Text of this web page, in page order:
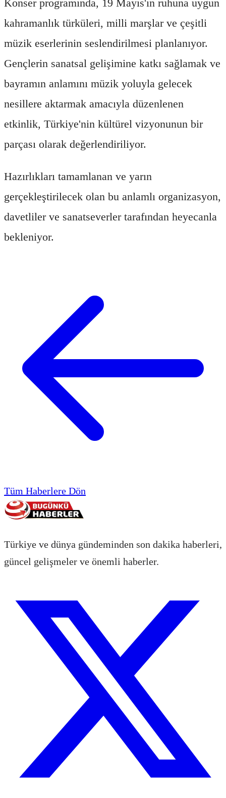
Konser programında, 19 Mayıs'ın ruhuna uygun
kahramanlık türküleri, milli marşlar ve çeşitli
müzik eserlerinin seslendirilmesi planlanıyor.
Gençlerin sanatsal gelişimine katkı sağlamak ve
bayramın anlamını müzik yoluyla gelecek
nesillere aktarmak amacıyla düzenlenen
etkinlik, Türkiye'nin kültürel vizyonunun bir
parçası olarak değerlendiriliyor.
Hazırlıkları tamamlanan ve yarın
gerçekleştirilecek olan bu anlamlı organizasyon,
davetliler ve sanatseverler tarafından heyecanla
bekleniyor.
Tüm Haberlere Dön
Türkiye ve dünya gündeminden son dakika haberleri,
güncel gelişmeler ve önemli haberler.